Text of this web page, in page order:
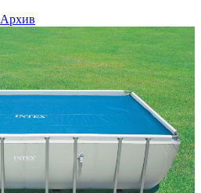
Архив